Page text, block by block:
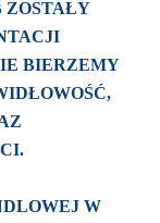
ZOSTAŁY
BIERZEMY
W